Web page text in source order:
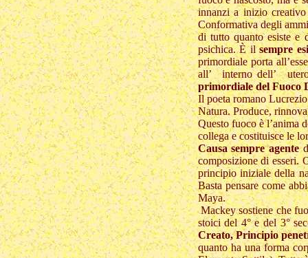
innanzi a inizio
Conformativa degli
di tutto quanto esiste e
psichica. È ilsempre
primordiale porta
all’ interno dell’
primordiale del Fuoco
Il poeta romano
Natura. Produce,
Questo fuoco è l’anima
collega e costituisce le
Causa sempre agente
composizione di esseri.
principio iniziale della
Basta pensare come
Maya.
Mackey sostiene che
stoici del 4° e del 3°
Creato, Principio
quanto ha una forma